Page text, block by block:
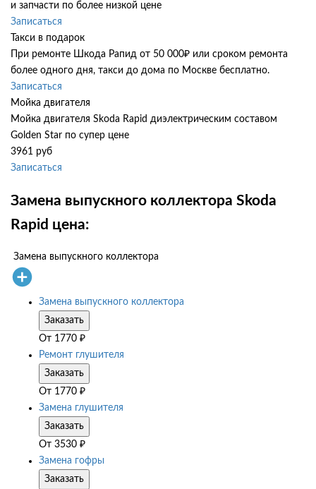
и запчасти по более низкой цене
Записаться
Такси в подарок
При ремонте Шкода Рапид от 50 000₽ или сроком ремонта
более одного дня, такси до дома по Москве бесплатно.
Записаться
Мойка двигателя
Мойка двигателя Skoda Rapid диэлектрическим составом
Golden Star по супер цене
3961 руб
Записаться
Замена выпускного коллектора Skoda
Rapid цена:
Замена выпускного коллектора
Замена выпускного коллектора
Заказать
От 1770 ₽
Ремонт глушителя
Заказать
От 1770 ₽
Замена глушителя
Заказать
От 3530 ₽
Замена гофры
Заказать